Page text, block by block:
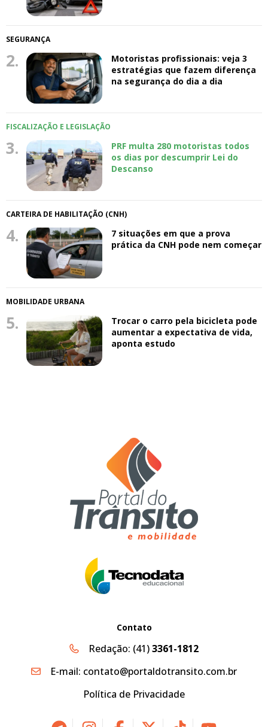
SEGURANÇA
2.
Motoristas profissionais: veja 3
estratégias que fazem diferença
na segurança do dia a dia
FISCALIZAÇÃO E LEGISLAÇÃO
3.
PRF multa 280 motoristas todos
os dias por descumprir Lei do
Descanso
CARTEIRA DE HABILITAÇÃO (CNH)
4.
7 situações em que a prova
prática da CNH pode nem começar
MOBILIDADE URBANA
5.
Trocar o carro pela bicicleta pode
aumentar a expectativa de vida,
aponta estudo
Contato
Redação: (41)3361-1812
E-mail: contato@portaldotransito.com.br
Política de Privacidade